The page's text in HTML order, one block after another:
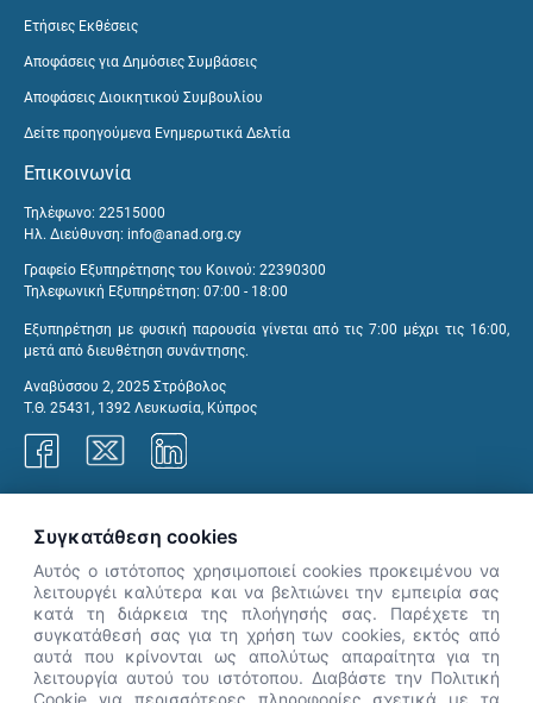
Ετήσιες Εκθέσεις
Αποφάσεις για Δημόσιες Συμβάσεις
Αποφάσεις Διοικητικού Συμβουλίου
Δείτε προηγούμενα Ενημερωτικά Δελτία
Επικοινωνία
Τηλέφωνο: 22515000
Ηλ. Διεύθυνση: info@anad.org.cy
Γραφείο Εξυπηρέτησης του Κοινού: 22390300
Τηλεφωνική Εξυπηρέτηση: 07:00 - 18:00
Εξυπηρέτηση με φυσική παρουσία γίνεται από τις 7:00 μέχρι τις 16:00,
μετά από διευθέτηση συνάντησης.
Αναβύσσου 2, 2025 Στρόβολος
Τ.Θ. 25431, 1392 Λευκωσία, Κύπρος
👋 Καλώς ήρθες! Είμαι η Νόησις.
Πες μου πώς μπορώ να σε βοηθήσω
Συγκατάθεση cookies
Αυτός ο ιστότοπος χρησιμοποιεί cookies προκειμένου να
λειτουργέι καλύτερα και να βελτιώνει την εμπειρία σας
κατά τη διάρκεια της πλοήγησής σας. Παρέχετε τη
συγκατάθεσή σας για τη χρήση των cookies, εκτός από
αυτά που κρίνονται ως απολύτως απαραίτητα για τη
λειτουργία αυτού του ιστότοπου. Διαβάστε την Πολιτική
Cookie για περισσότερες πληροφορίες σχετικά με τα